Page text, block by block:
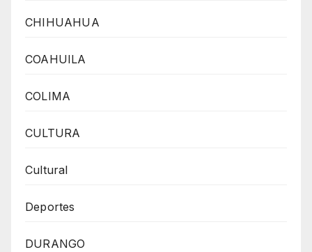
CHIHUAHUA
COAHUILA
COLIMA
CULTURA
Cultural
Deportes
DURANGO